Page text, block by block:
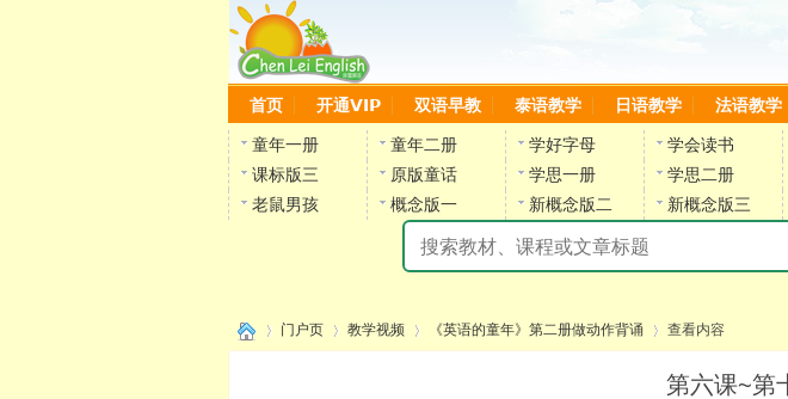
首页 开通VIP 双语早教 泰语教学 日语教学 法语教学
童年一册 童年二册 学好字母 学会读书
课标版三
原版童话 学思一册 学思二册
老鼠男孩
概念版一 新概念版二 新概念版三
门户页 教学视频 《英语的童年》第二册做动作背诵 查看内容
第六课~第